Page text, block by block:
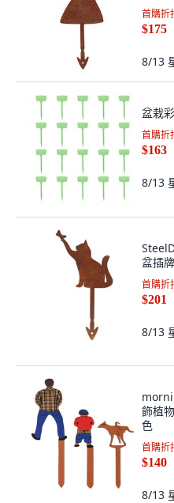
首購折
$175
8/13
盆栽
首購折
$163
8/13
盆插
首購折
$201
8/13
飾植
色
首購折
$140
8/13